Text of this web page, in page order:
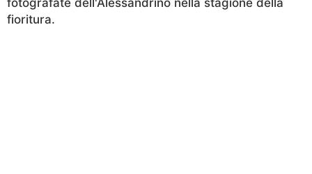
fotografate dell'Alessandrino nella stagione della
fioritura.